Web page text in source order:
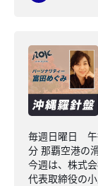
毎週日曜日 午
分 那覇空港の
今週は、株式
代表取締役の